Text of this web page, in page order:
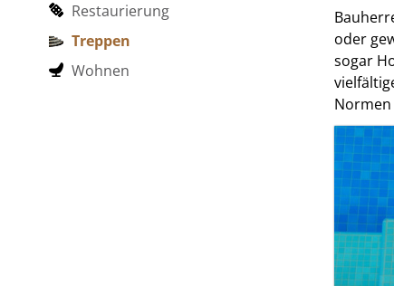
Restaurierung
Treppen
Wohnen
oder
sogar
Normen